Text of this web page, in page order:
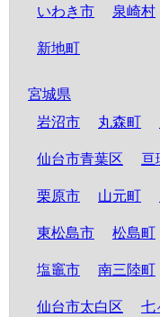
いわき市 泉崎村
新地町
宮城県
岩沼市
丸森町
仙台市青葉区 亘
栗原市 山元町
東松島市 松島町
塩竈市 南三陸町
仙台市太白区 七